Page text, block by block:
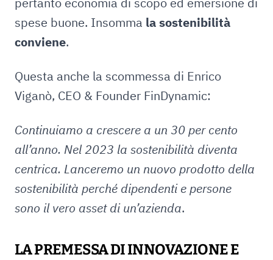
spese buone. Insomma la sostenibilità
conviene.
Questa anche la scommessa di Enrico
Viganò, CEO & Founder FinDynamic:
Continuiamo a crescere a un 30 per cento
all’anno. Nel 2023 la sostenibilità diventa
centrica. Lanceremo un nuovo prodotto della
sostenibilità perché dipendenti e persone
sono il vero asset di un’azienda.
LA PREMESSA DI INNOVAZIONE E